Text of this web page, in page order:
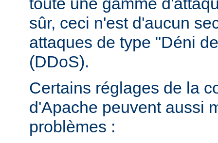
sûr, ceci n'est d'aucun
attaques de type "Déni
(DDoS).
Certains réglages de la
d'Apache peuvent aussi
problèmes :